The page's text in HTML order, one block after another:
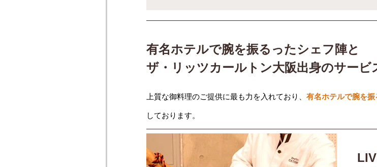
有名ホテルで腕を振るったシェフ陣と
ザ・リッツカールトン大阪出身のサー
上質な御料理のご提供に最も力を入れており、 有名ホテルで腕を
しております。